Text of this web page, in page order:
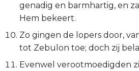
genadig en barmhartig, en
Hem bekeert.
Zo gingen de lopers door,
tot Zebulon toe; doch zij
Evenwel verootmoedigden